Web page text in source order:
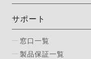
サポート
窓口一覧
製品保証一覧